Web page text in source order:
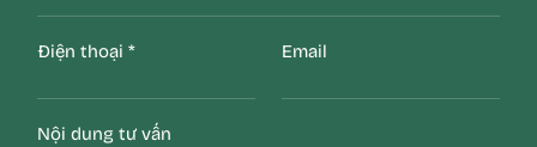
Điện thoại * Email
Nội dung tư vấn